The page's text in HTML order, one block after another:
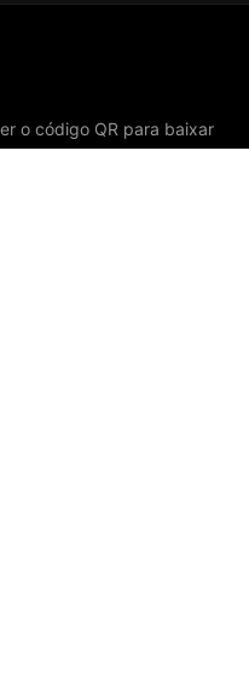
o código QR para baixar
App agora